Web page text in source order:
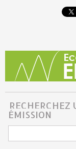
RECHERCHEZ
ÉMISSION